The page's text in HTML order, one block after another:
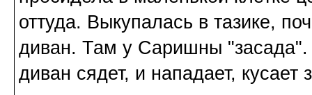
оттуда. Выкупалась в тазике,
диван. Там у Саришны "засада".
диван сядет, и нападает, кусает